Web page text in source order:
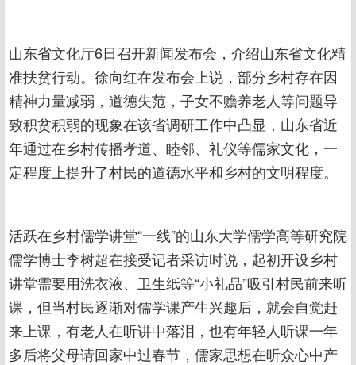
山东省文化厅6日召开新闻发布会，介绍山东省文化精
准扶贫行动。徐向红在发布会上说，部分乡村存在因
精神力量减弱，道德失范，子女不赡养老人等问题导
致积贫积弱的现象在该省调研工作中凸显，山东省近
年通过在乡村传播孝道、睦邻、礼仪等儒家文化，一
定程度上提升了村民的道德水平和乡村的文明程度。
活跃在乡村儒学讲堂“一线”的山东大学儒学高等研究院
儒学博士李树超在接受记者采访时说，起初开设乡村
讲堂需要用洗衣液、卫生纸等“小礼品”吸引村民前来听
课，但当村民逐渐对儒学课产生兴趣后，就会自觉赶
来上课，有老人在听讲中落泪，也有年轻人听课一年
多后将父母请回家中过春节，儒家思想在听众心中产